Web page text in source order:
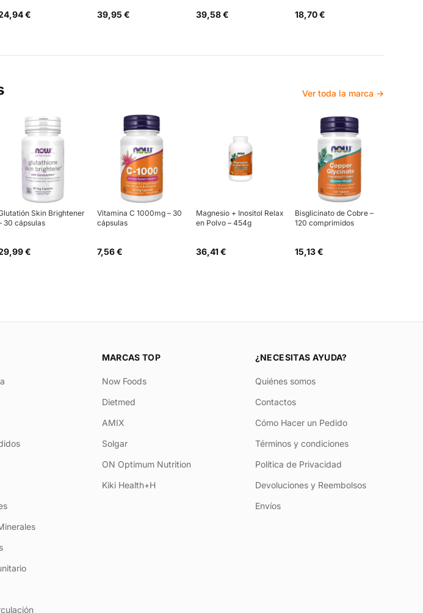
€ 39,95 € 39,58 € 18,70 €
Ver toda la marca →
Skin Brightener
30 cápsulas
€
Vitamina C 1000mg – 30
cápsulas
7,56 €
Magnesio + Inositol Relax
en Polvo – 454g
36,41 €
Bisglicinato de Cobre –
120 comprimidos
15,13 €
MARCAS TOP
Now Foods
Dietmed
AMIX
Solgar
ON Optimum Nutrition
Kiki Health+H
¿NECESITAS AYUDA?
Quiénes somos
Contactos
Cómo Hacer un Pedido
Términos y condiciones
Política de Privacidad
Devoluciones y Reembolsos
Envíos